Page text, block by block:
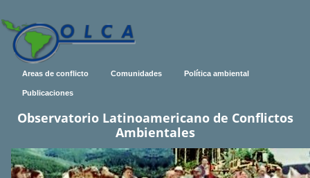
Areas de conflicto Comunidades Política ambiental
Publicaciones
Observatorio Latinoamericano de Conflictos
Ambientales